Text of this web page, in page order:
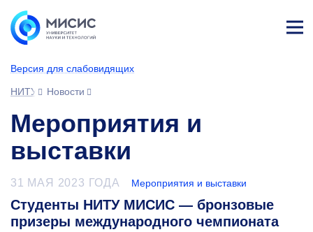
Версия для слабовидящих
НИТУ МИСИС
Новости
Мероприятия и
выставки
31 МАЯ 2023 ГОДА Мероприятия и выставки
Студенты НИТУ МИСИС — бронзовые
призеры международного чемпионата